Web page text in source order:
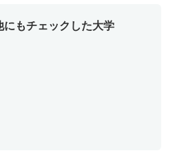
にもチェックした大学